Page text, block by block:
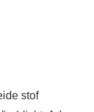
stof